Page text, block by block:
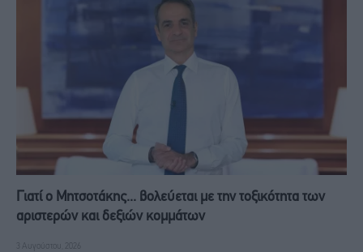
Γιατί ο Μητσοτάκης... βολεύεται με την τοξικότητα των
αριστερών και δεξιών κομμάτων
3 Αυγούστου, 2026